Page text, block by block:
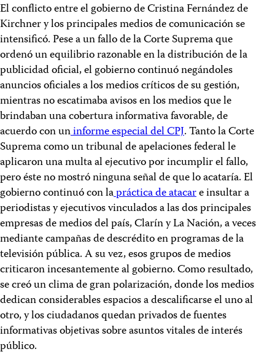
El conflicto entre el gobierno de Cristina Fernández de
Kirchner y los principales medios de comunicación se
intensificó. Pese a un fallo de la Corte Suprema que
ordenó un equilibrio razonable en la distribución de la
publicidad oficial, el gobierno continuó negándoles
anuncios oficiales a los medios críticos de su gestión,
mientras no escatimaba avisos en los medios que le
brindaban una cobertura informativa favorable, de
acuerdo con uninforme especial del CPJ. Tanto la Corte
Suprema como un tribunal de apelaciones federal le
aplicaron una multa al ejecutivo por incumplir el fallo,
pero éste no mostró ninguna señal de que lo acataría. El
gobierno continuó con lapráctica de atacare insultar a
periodistas y ejecutivos vinculados a las dos principales
empresas de medios del país, Clarín y La Nación, a veces
mediante campañas de descrédito en programas de la
televisión pública. A su vez, esos grupos de medios
criticaron incesantemente al gobierno. Como resultado,
se creó un clima de gran polarización, donde los medios
dedican considerables espacios a descalificarse el uno al
otro, y los ciudadanos quedan privados de fuentes
informativas objetivas sobre asuntos vitales de interés
público.